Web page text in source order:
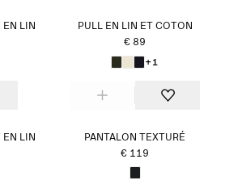
EN LIN
PULL EN LIN ET COTON
€ 89
+1
EN LIN
PANTALON TEXTURÉ
€ 119